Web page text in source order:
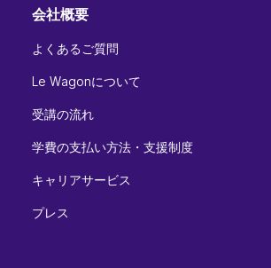
会社概要
よくあるご質問
Le Wagonについて
受講の流れ
学費の支払い方法・支援制度
キャリアサービス
プレス